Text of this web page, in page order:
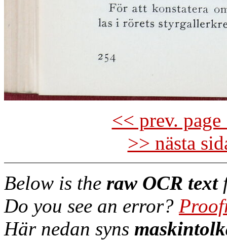
<< prev.
>> nästa
Below is the raw OCR text
Do you see an error?
Här nedan syns